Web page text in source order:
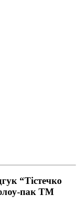
“Тістечко
пак ТМ